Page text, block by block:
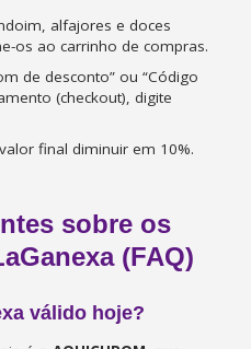
alfajores e doces
os ao carrinho de compras.
de desconto” ou “Código
(checkout), digite
final diminuir em 10%.
sobre os
(FAQ)
válido hoje?